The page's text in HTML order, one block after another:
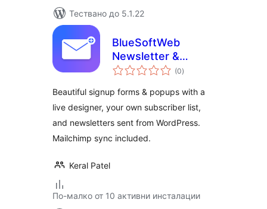
Тествано до 5.1.22
BlueSoftWeb
Newsletter &
Signup Forms
(0общо
оценки
)
Beautiful signup forms & popups with a
live designer, your own subscriber list,
and newsletters sent from WordPress.
Mailchimp sync included.
Keral Patel
По-малко от 10 активни инсталации